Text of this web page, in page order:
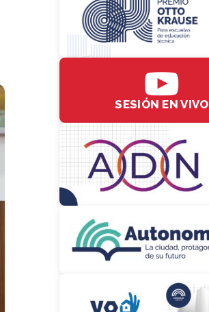
SESIÓN EN VIVO